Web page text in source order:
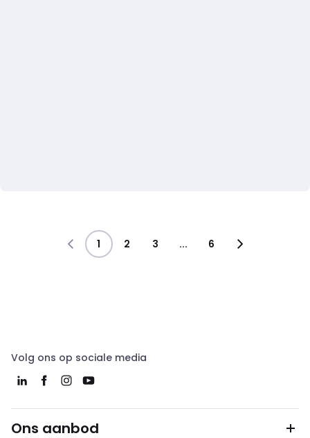
1 2 3 ... 6
Volg ons op sociale media
Ons aanbod